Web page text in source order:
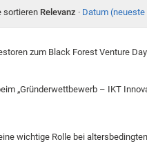
sortieren Relevanz · Datum (neueste
zum Black Forest Venture
„Gründerwettbewerb – IKT
wichtige Rolle bei